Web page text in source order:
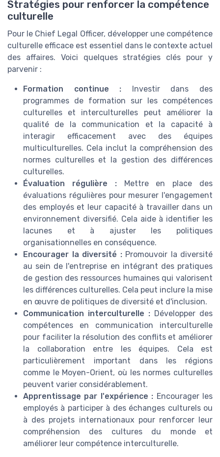
Stratégies pour renforcer la compétence
culturelle
Pour le Chief Legal Officer, développer une compétence
culturelle efficace est essentiel dans le contexte actuel
des affaires. Voici quelques stratégies clés pour y
parvenir :
Formation continue : Investir dans des
programmes de formation sur les compétences
culturelles et interculturelles peut améliorer la
qualité de la communication et la capacité à
interagir efficacement avec des équipes
multiculturelles. Cela inclut la compréhension des
normes culturelles et la gestion des différences
culturelles.
Évaluation régulière :Mettre en place des
évaluations régulières pour mesurer l'engagement
des employés et leur capacité à travailler dans un
environnement diversifié. Cela aide à identifier les
lacunes et à ajuster les politiques
organisationnelles en conséquence.
Encourager la diversité :Promouvoir la diversité
au sein de l'entreprise en intégrant des pratiques
de gestion des ressources humaines qui valorisent
les différences culturelles. Cela peut inclure la mise
en œuvre de politiques de diversité et d'inclusion.
Communication interculturelle : Développer des
compétences en communication interculturelle
pour faciliter la résolution des conflits et améliorer
la collaboration entre les équipes. Cela est
particulièrement important dans les régions
comme le Moyen-Orient, où les normes culturelles
peuvent varier considérablement.
Apprentissage par l'expérience : Encourager les
employés à participer à des échanges culturels ou
à des projets internationaux pour renforcer leur
compréhension des cultures du monde et
améliorer leur compétence interculturelle.